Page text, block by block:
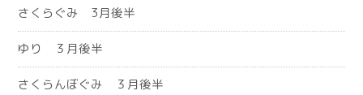
さくらぐみ 3月後半
ゆり ３月後半
さくらんぼぐみ ３月後半